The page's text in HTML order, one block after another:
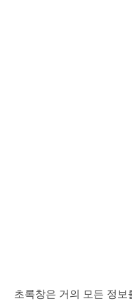
초록창은 거의 모든 정